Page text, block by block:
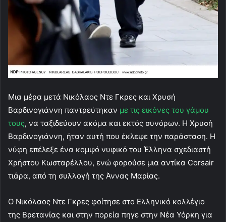
Μια μέρα μετά Νικόλαος Ντε Γκρες και Χρυσή
Βαρδινογιάννη παντρεύτηκαν με τις εικόνες του γάμου
τους, να ταξιδεύουν ακόμα και εκτός συνόρων. Η Χρυσή
Βαρδινογιάννη, ήταν αυτή που έκλεψε την παράσταση. Η
νύφη επέλεξε ένα κομψό νυφικό του Έλληνα σχεδιαστή
Χρήστου Κωσταρέλλου, ενώ φορούσε μια αντίκα Corsair
τιάρα, από τη συλλογή της Άννας Μαρίας.
Ο Νικόλαος Ντε Γκρες φοίτησε στο Ελληνικό κολλέγιο
της Βρετανίας και στην πορεία πηγε στην Νέα Υόρκη για